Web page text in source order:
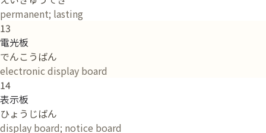
permanent; lasting
13
電光板
でんこうばん
electronic display board
14
表示板
ひょうじばん
display board; notice board